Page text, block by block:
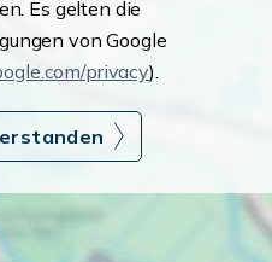
Es gelten die
von Google
privacy).